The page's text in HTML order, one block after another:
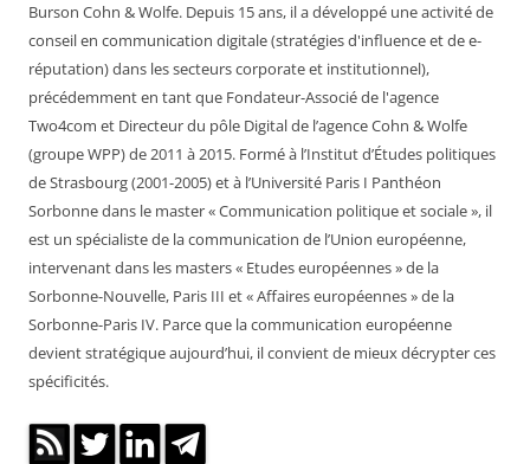
Burson Cohn & Wolfe. Depuis 15 ans, il a développé une activité de
conseil en communication digitale (stratégies d'influence et de e-
réputation) dans les secteurs corporate et institutionnel),
précédemment en tant que Fondateur-Associé de l'agence
Two4com et Directeur du pôle Digital de l’agence Cohn & Wolfe
(groupe WPP) de 2011 à 2015. Formé à l’Institut d’Études politiques
de Strasbourg (2001-2005) et à l’Université Paris I Panthéon
Sorbonne dans le master « Communication politique et sociale », il
est un spécialiste de la communication de l’Union européenne,
intervenant dans les masters « Etudes européennes » de la
Sorbonne-Nouvelle, Paris III et « Affaires européennes » de la
Sorbonne-Paris IV. Parce que la communication européenne
devient stratégique aujourd’hui, il convient de mieux décrypter ces
spécificités.